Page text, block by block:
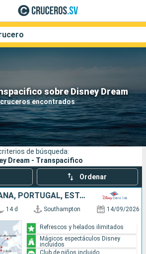
sobre Disney Dream
encontrados
Compañías
Buscar
de búsqueda:
Dream - Transpacifico
Ordenar
REINO UNIDO, ESPAÑA, PORTUGAL, ESTADOS UNIDOS
14 d Southampton 14/09/2026
Refrescos y helados ilimitados
Mágicos espectáculos Disney
incluidos
Club de niños incluido